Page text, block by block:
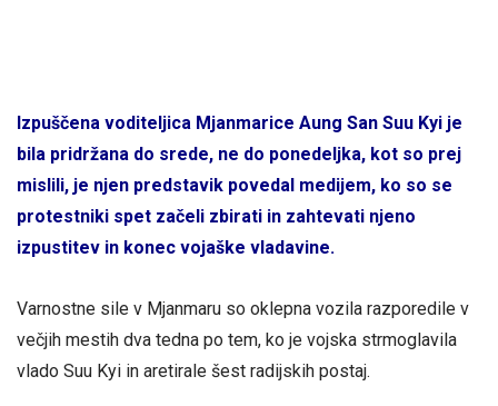
Izpuščena voditeljica Mjanmarice Aung San Suu Kyi je
bila pridržana do srede, ne do ponedeljka, kot so prej
mislili, je njen predstavik povedal medijem, ko so se
protestniki spet začeli zbirati in zahtevati njeno
izpustitev in konec vojaške vladavine.
Varnostne sile v Mjanmaru so oklepna vozila razporedile v
večjih mestih dva tedna po tem, ko je vojska strmoglavila
vlado Suu Kyi in aretirale šest radijskih postaj.